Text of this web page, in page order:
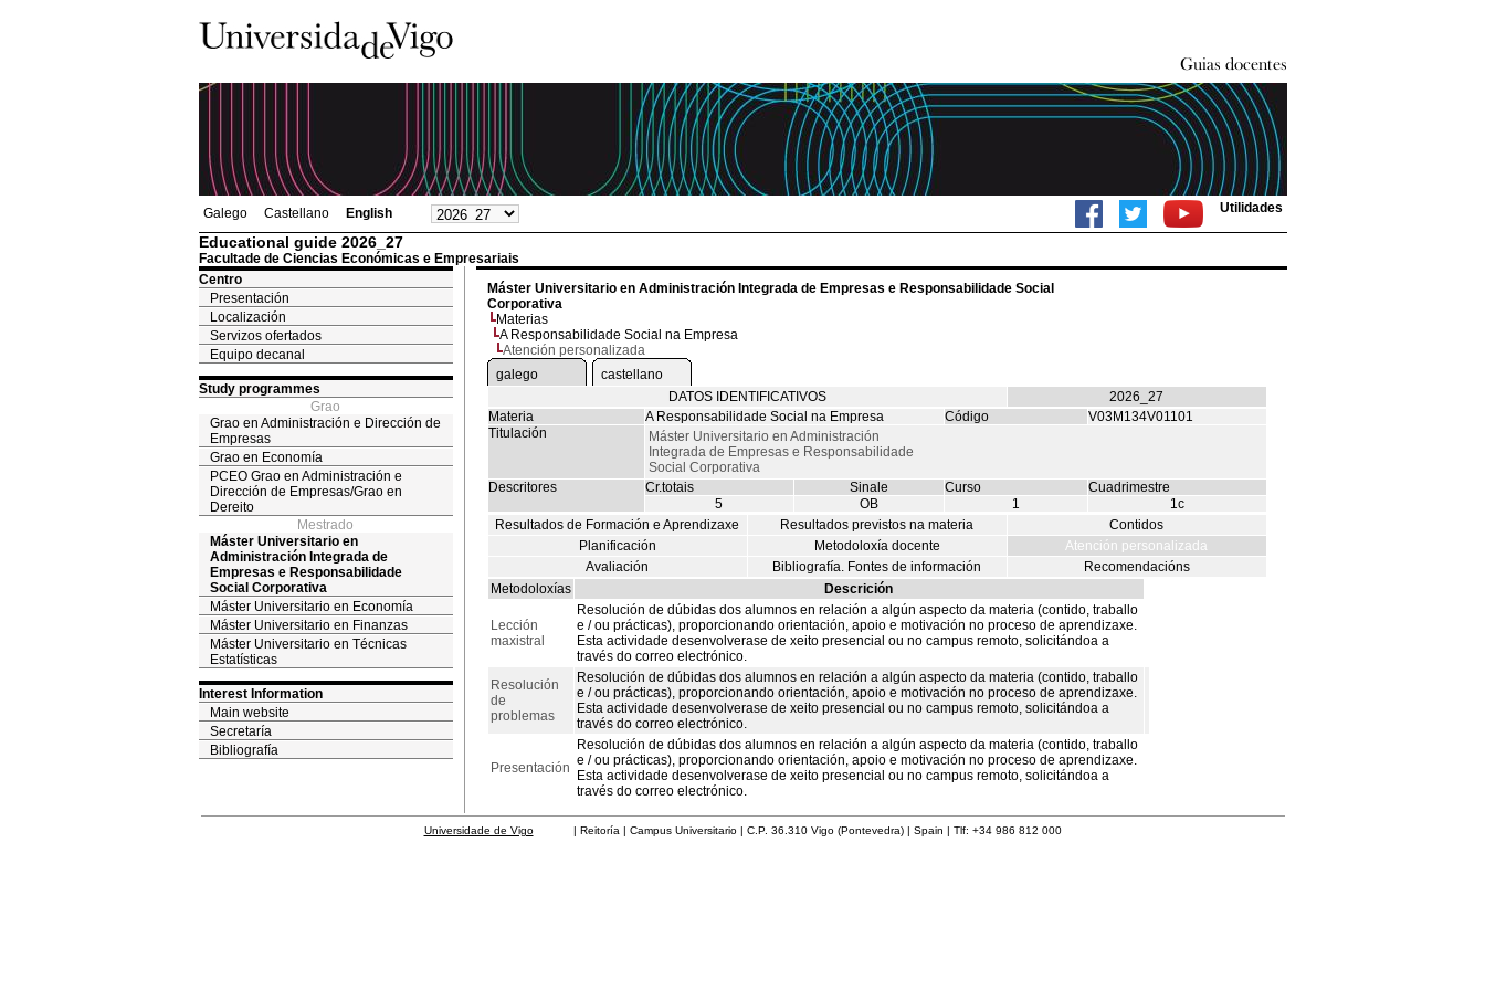
Galego Castellano English Utilidades
Educational guide 2026_27
Facultade de Ciencias Económicas e Empresariais
Centro
Presentación
Localización
Servizos ofertados
Equipo decanal
Study programmes
Grao
Grao en Administración e Dirección de
Empresas
Grao en Economía
PCEO Grao en Administración e
Dirección de Empresas/Grao en
Dereito
Mestrado
Máster Universitario en
Administración Integrada de
Empresas e Responsabilidade
Social Corporativa
Máster Universitario en Economía
Máster Universitario en Finanzas
Máster Universitario en Técnicas
Estatísticas
Interest Information
Main website
Secretaría
Bibliografía
Máster Universitario en Administración Integrada de Empresas e Responsabilidade Social
Corporativa
Materias
A Responsabilidade Social na Empresa
Atención personalizada
galego
castellano
DATOS IDENTIFICATIVOS
2026_27
Materia
A Responsabilidade Social na Empresa Código
V03M134V01101
Titulación
Máster Universitario en Administración
Integrada de Empresas e Responsabilidade
Social Corporativa
Descritores
Cr.totais Sinale Curso
Cuadrimestre
5
OB 1
1c
Resultados de Formación e Aprendizaxe
Resultados previstos na materia
Contidos
Planificación
Metodoloxía docente
Atención personalizada
Avaliación
Bibliografía. Fontes de información
Recomendacións
Metodoloxías
Descrición
Lección
maxistral
Resolución de dúbidas dos alumnos en relación a algún aspecto da materia (contido, traballo
e / ou prácticas), proporcionando orientación, apoio e motivación no proceso de aprendizaxe.
Esta actividade desenvolverase de xeito presencial ou no campus remoto, solicitándoa a
través do correo electrónico.
Resolución
de
problemas
Resolución de dúbidas dos alumnos en relación a algún aspecto da materia (contido, traballo
e / ou prácticas), proporcionando orientación, apoio e motivación no proceso de aprendizaxe.
Esta actividade desenvolverase de xeito presencial ou no campus remoto, solicitándoa a
través do correo electrónico.
Presentación
Resolución de dúbidas dos alumnos en relación a algún aspecto da materia (contido, traballo
e / ou prácticas), proporcionando orientación, apoio e motivación no proceso de aprendizaxe.
Esta actividade desenvolverase de xeito presencial ou no campus remoto, solicitándoa a
través do correo electrónico.
Universidade de Vigo| Reitoría | Campus Universitario | C.P. 36.310 Vigo (Pontevedra) | Spain | Tlf: +34 986 812 000